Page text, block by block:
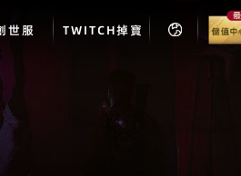
世服 TWITCH掉寶